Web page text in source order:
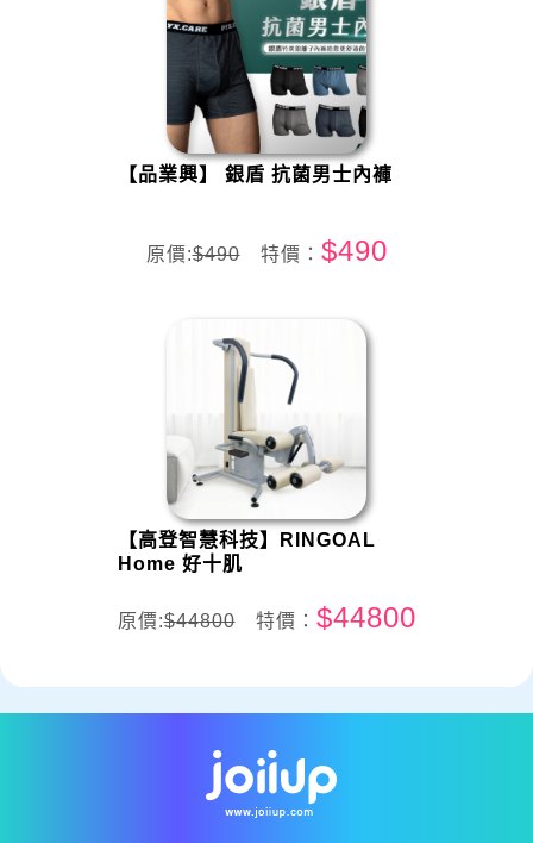
【品業興】 銀盾 抗菌男士內褲
原價:$490特價： $490
【高登智慧科技】RINGOAL
Home 好十肌
原價:$44800特價： $44800